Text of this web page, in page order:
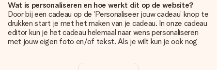
Wat is personaliseren en hoe werkt dit op de website?
Door bij een cadeau op de ‘Personaliseer jouw cadeau’ knop te
drukken start je met het maken van je cadeau. In onze cadeau
editor kun je het cadeau helemaal naar wens personaliseren
met jouw eigen foto en/of tekst. Als je wilt kun je ook nog